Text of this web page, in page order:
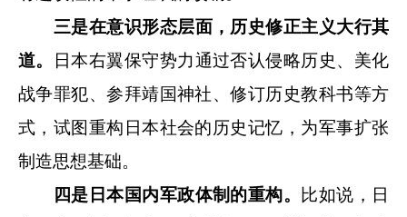
三是在意识形态层面，历史修正主义大行其
道。
日本右翼保守势力通过否认侵略历史、美化
战争罪犯、参拜靖国神社、修订历史教科书等方
式，试图重构日本社会的历史记忆，为军事扩张
制造思想基础。
四是日本国内军政体制的重构。
比如说，日